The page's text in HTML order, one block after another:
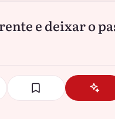
e deixar o